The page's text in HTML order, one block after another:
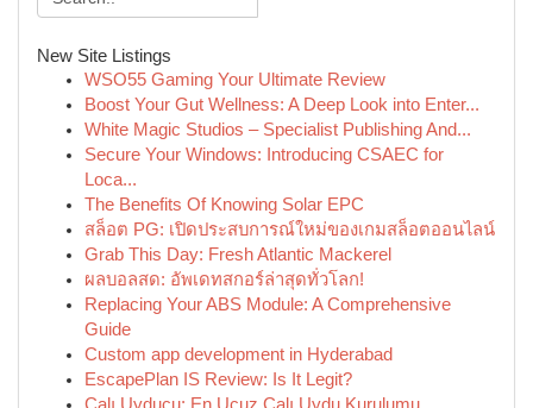
New Site Listings
WSO55 Gaming Your Ultimate Review
Boost Your Gut Wellness: A Deep Look into Enter...
White Magic Studios – Specialist Publishing And...
Secure Your Windows: Introducing CSAEC for
Loca...
The Benefits Of Knowing Solar EPC
สล็อต PG: เปิดประสบการณ์ใหม่ของเกมสล็อตออนไลน์
Grab This Day: Fresh Atlantic Mackerel
ผลบอลสด: อัพเดทสกอร์ล่าสุดทั่วโลก!
Replacing Your ABS Module: A Comprehensive
Guide
Custom app development in Hyderabad
EscapePlan IS Review: Is It Legit?